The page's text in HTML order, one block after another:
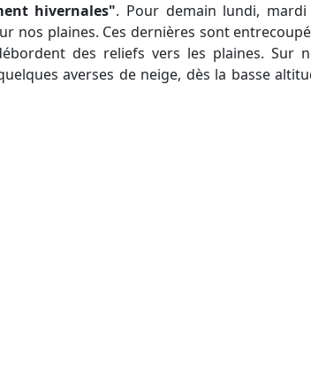
hivernales". Pour demain lundi,
nos plaines. Ces dernières sont
des reliefs vers les plaines. Sur
averses de neige, dès la basse